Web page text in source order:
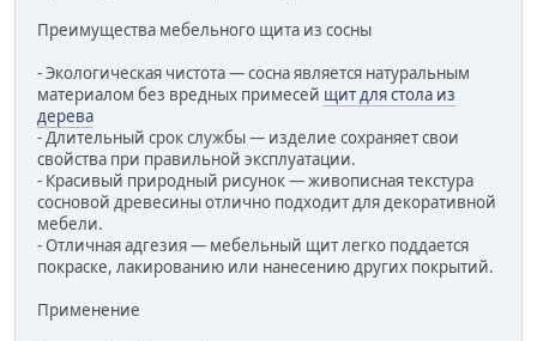
Преимущества мебельного щита из сосны
- Экологическая чистота — сосна является натуральным
материалом без вредных примесей щит для стола из
дерева
- Длительный срок службы — изделие сохраняет свои
свойства при правильной эксплуатации.
- Красивый природный рисунок — живописная текстура
сосновой древесины отлично подходит для декоративной
мебели.
- Отличная адгезия — мебельный щит легко поддается
покраске, лакированию или нанесению других покрытий.
Применение